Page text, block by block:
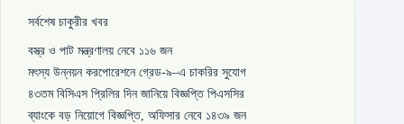
সর্বশেষ চাকুরীর খবর
বস্ত্র ও পাট মন্ত্রণালয় নেবে ১১৬ জন
মৎস্য উন্নয়ন করপোরেশনে গ্রেড-৯–এ চাকরির সুযোগ
৪৩তম বিসিএস প্রিলির দিন জানিয়ে বিজ্ঞপ্তি পিএসসির
ব্যাংকে বড় নিয়োগে বিজ্ঞপ্তি, অফিসার নেবে ১৪৩৯ জন